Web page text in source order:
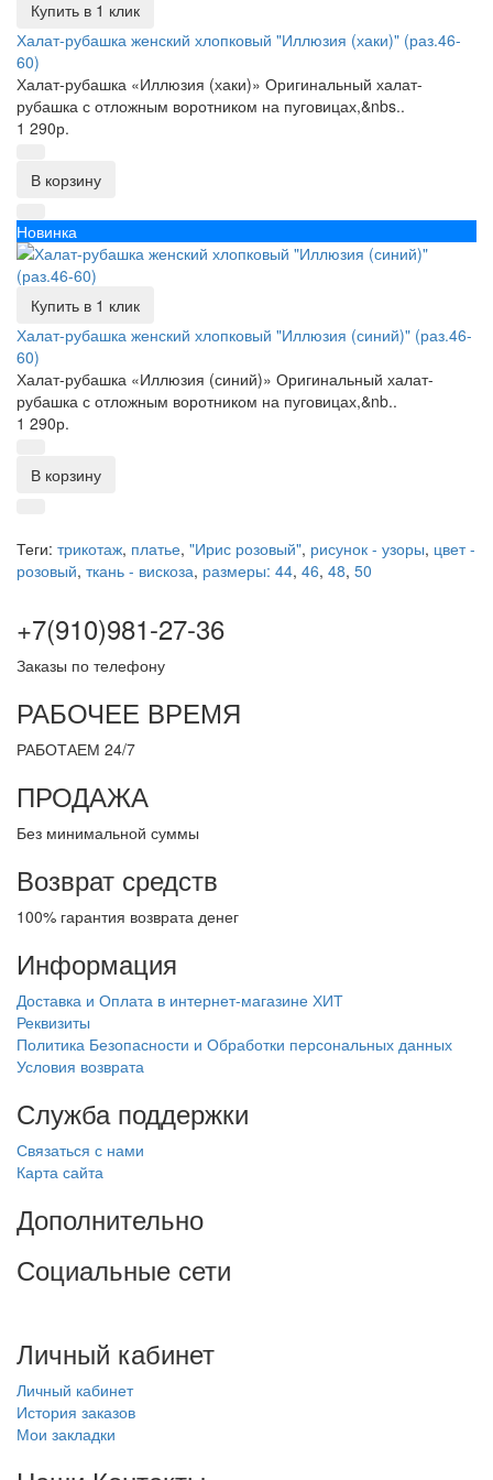
Купить в 1 клик
Халат-рубашка женский хлопковый "Иллюзия (хаки)" (раз.46-
60)
Халат-рубашка «Иллюзия (хаки)» Оригинальный халат-
рубашка с отложным воротником на пуговицах,&nbs..
1 290р.
В корзину
Новинка
Купить в 1 клик
Халат-рубашка женский хлопковый "Иллюзия (синий)" (раз.46-
60)
Халат-рубашка «Иллюзия (синий)» Оригинальный халат-
рубашка с отложным воротником на пуговицах,&nb..
1 290р.
В корзину
Теги: трикотаж, платье, "Ирис розовый", рисунок - узоры, цвет -
розовый, ткань - вискоза, размеры: 44, 46, 48, 50
+7(910)981-27-36
Заказы по телефону
РАБОЧЕЕ ВРЕМЯ
РАБОТАЕМ 24/7
ПРОДАЖА
Без минимальной суммы
Возврат средств
100% гарантия возврата денег
Информация
Доставка и Оплата в интернет-магазине ХИТ
Реквизиты
Политика Безопасности и Обработки персональных данных
Условия возврата
Служба поддержки
Связаться с нами
Карта сайта
Дополнительно
Социальные сети
Личный кабинет
Личный кабинет
История заказов
Мои закладки